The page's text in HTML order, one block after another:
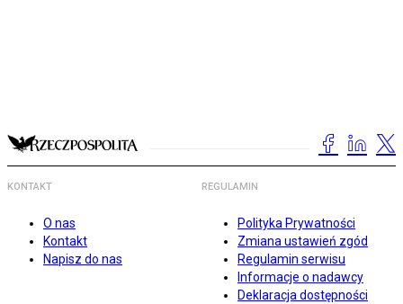
KONTAKT
O nas
Kontakt
Napisz do nas
REGULAMIN
Polityka Prywatności
Zmiana ustawień zgód
Regulamin serwisu
Informacje o nadawcy
Deklaracja dostępności